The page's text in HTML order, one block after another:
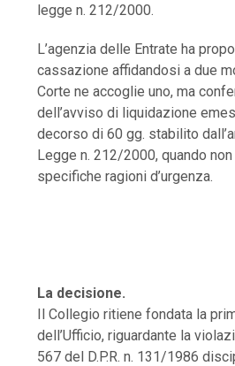
legge n. 212/2000.
L’agenzia delle Entrate ha
cassazione affidandosi a due
Corte ne accoglie uno, ma
dell’avviso di liquidazione
decorso di 60 gg. stabilito
Legge n. 212/2000, quando
specifiche ragioni d’urgenza.
La decisione.
Il Collegio ritiene fondata la
dell’Ufficio, riguardante la
567 del D.P.R. n. 131/1986